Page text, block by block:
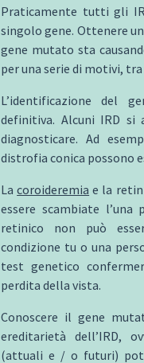
Praticamente tutti gli
singolo gene. Ottenere
gene mutato sta
per una serie di motivi,
L’identificazione del
definitiva. Alcuni IRD
diagnosticare. Ad
distrofia conica possono
Lacoroideremia e la
essere scambiate
retinico non può
condizione tu o una
test genetico
perdita della vista.
Conoscere il gene
ereditarietà dell’IRD,
(attuali e / o futuri)